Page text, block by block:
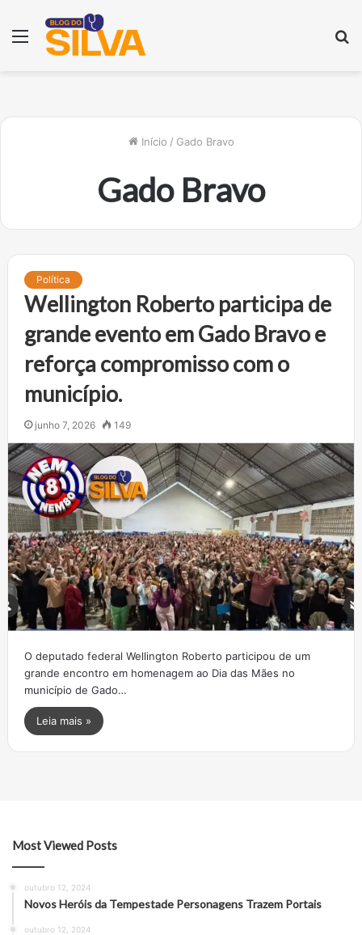
Menu
Início / Gado Bravo
Gado Bravo
Política
Wellington Roberto participa de
grande evento em Gado Bravo e
reforça compromisso com o
município.
junho 7, 2026 149
O deputado federal Wellington Roberto participou de um
grande encontro em homenagem ao Dia das Mães no
município de Gado…
Leia mais »
Most Viewed Posts
outubro 12, 2024
Novos Heróis da Tempestade Personagens Trazem Portais
outubro 12, 2024